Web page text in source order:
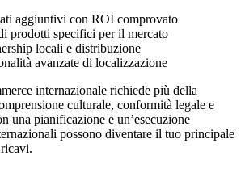
aggiuntivi con ROI comprovato
prodotti specifici per il mercato
locali e distribuzione
avanzate di localizzazione
internazionale richiede più della
culturale, conformità legale e
una pianificazione e un’esecuzione
possono diventare il tuo principale